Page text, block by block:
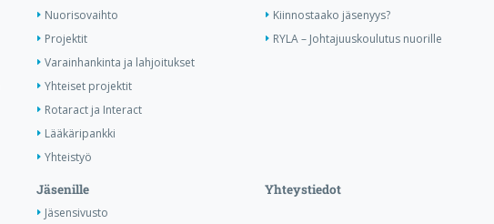
Nuorisovaihto
Projektit
Varainhankinta ja lahjoitukset
Yhteiset projektit
Rotaract ja Interact
Lääkäripankki
Yhteistyö
Kiinnostaako jäsenyys?
RYLA – Johtajuuskoulutus nuorille
Jäsenille
Jäsensivusto
Yhteystiedot